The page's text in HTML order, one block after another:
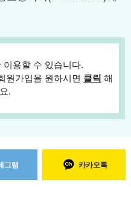
이용할 수 있습니다.
원가입을 원하시면 클릭 해
.
그램 카카오톡